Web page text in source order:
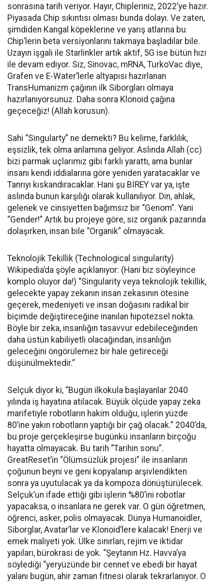
sonrasına tarih veriyor. Hayır, Chipleriniz, 2022’ye hazır.
Piyasada Chip sıkıntısı olması bunda dolayı. Ve zaten,
şimdiden Kangal köpeklerine ve yarış atlarına bu
Chip’lerin beta versiyonlarını takmaya başladılar bile.
Uzayın işgali ile Starlinkler artık aktif, 5G ise bütün hızı
ile devam ediyor. Siz, Sinovac, mRNA, TurkoVac diye,
Grafen ve E-Water’lerle altyapısı hazırlanan
TransHumanizm çağının ilk Siborgları olmaya
hazırlanıyorsunuz. Daha sonra Klonoid çağına
geçeceğiz! (Allah korusun).
Sahi “Singularty” ne demekti? Bu kelime, farklılık,
eşsizlik, tek olma anlamına geliyor. Aslında Allah (cc)
bizi parmak uçlarımız gibi farklı yarattı, ama bunlar
insanı kendi iddialarına göre yeniden yaratacaklar ve
Tanrıyı kıskandıracaklar. Hani şu BİREY var ya, işte
aslında bunun karşılığı olarak kullanılıyor. Din, ahlak,
gelenek ve cinsiyetten bağımsız bir “Genom”. Yani
“Gender!” Artık bu projeye göre, siz organik pazarında
dolaşırken, insan bile “Organik” olmayacak.
Teknolojik Tekillik (Technological singularity)
Wikipedia’da şöyle açıklanıyor: (Hani biz söyleyince
komplo oluyor da!) “Singularity veya teknolojik tekillik,
gelecekte yapay zekanın insan zekasının ötesine
geçerek, medeniyeti ve insan doğasını radikal bir
biçimde değiştireceğine inanılan hipotezsel nokta.
Böyle bir zeka, insanlığın tasavvur edebileceğinden
daha üstün kabiliyetli olacağından, insanlığın
geleceğini öngörülemez bir hale getireceği
düşünülmektedir.”
Selçuk diyor ki, “Bugün ilkokula başlayanlar 2040
yılında iş hayatına atılacak. Büyük ölçüde yapay zeka
marifetiyle robotların hakim olduğu, işlerin yüzde
80’ine yakın robotların yaptığı bir çağ olacak.” 2040’da,
bu proje gerçekleşirse bugünkü insanların birçoğu
hayatta olmayacak. Bu tarih “Tarihin sonu”.
GreatReset’in “Ölümsüzlük projesi” ile insanların
çoğunun beyni ve geni kopyalanıp arşivlendikten
sonra ya uyutulacak ya da kompoza dönüştürülecek.
Selçuk’un ifade ettiği gibi işlerin %80’ini robotlar
yapacaksa, o insanlara ne gerek var. O gün öğretmen,
öğrenci, asker, polis olmayacak. Dünya Humanoidler,
Siborglar, Avatar’lar ve Klonoid’lere kalacak! Enerji ve
emek maliyeti yok. Ülke sınırları, rejim ve iktidar
yapıları, bürokrasi de yok. “Şeytanın Hz. Havva’ya
söylediği “yeryüzünde bir cennet ve ebedi bir hayat
yalanı bugün, ahir zaman fitnesi olarak tekrarlanıyor. O